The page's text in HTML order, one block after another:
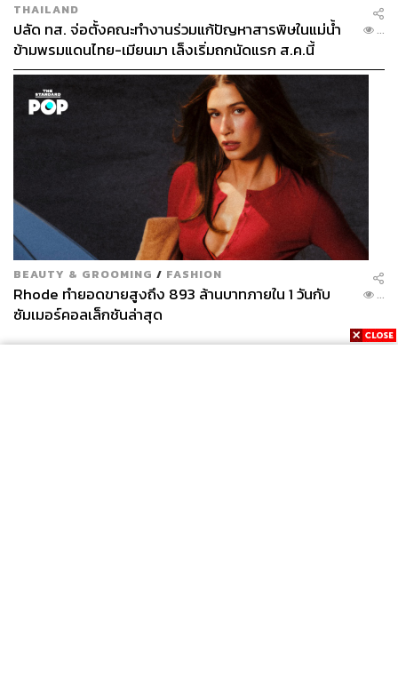
THAILAND
ปลัด ทส. จ่อตั้งคณะทำงานร่วมแก้ปัญหาสารพิษในแม่น้ำ
ข้ามพรมแดนไทย-เมียนมา เล็งเริ่มถกนัดแรก ส.ค.นี้
...
BEAUTY & GROOMING / FASHION
Rhode ทำยอดขายสูงถึง 893 ล้านบาทภายใน 1 วันกับ
ซัมเมอร์คอลเล็กชันล่าสุด
...